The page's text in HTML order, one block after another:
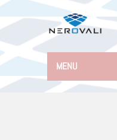
MENU